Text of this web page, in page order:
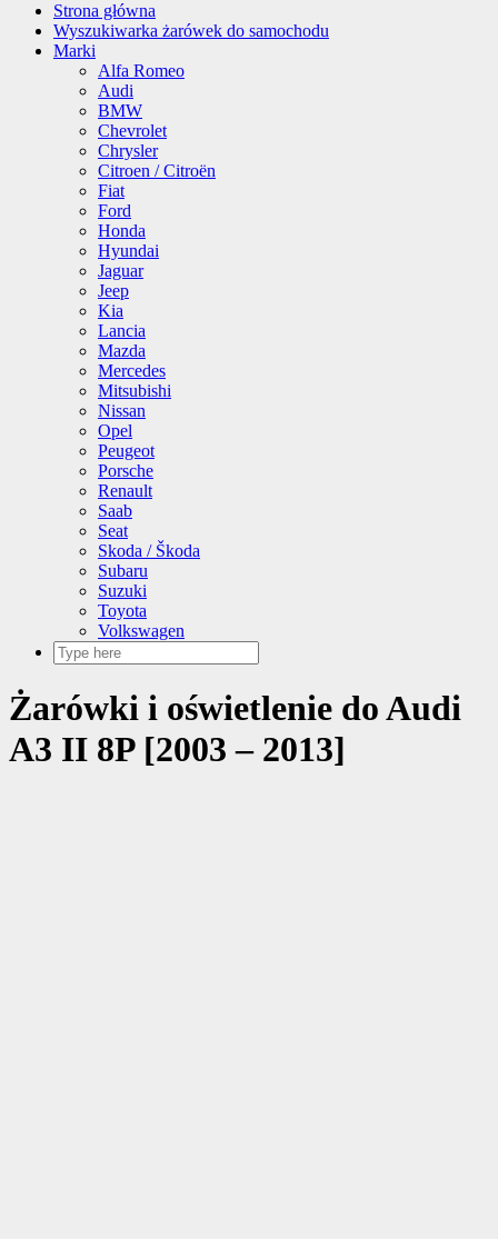
Strona główna
Wyszukiwarka żarówek do samochodu
Marki
Alfa Romeo
Audi
BMW
Chevrolet
Chrysler
Citroen / Citroën
Fiat
Ford
Honda
Hyundai
Jaguar
Jeep
Kia
Lancia
Mazda
Mercedes
Mitsubishi
Nissan
Opel
Peugeot
Porsche
Renault
Saab
Seat
Skoda / Škoda
Subaru
Suzuki
Toyota
Volkswagen
Żarówki i oświetlenie do Audi
A3 II 8P [2003 – 2013]